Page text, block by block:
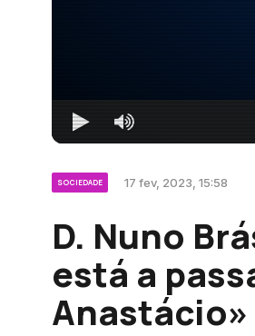
SOCIEDADE 17 fev, 2023, 15:58
D. Nuno
está a